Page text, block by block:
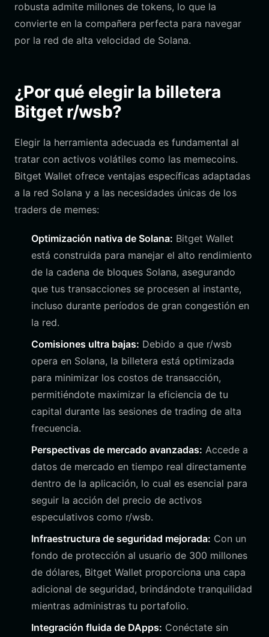
robusta admite millones de tokens, lo que la
convierte en la compañera perfecta para navegar
por la red de alta velocidad de Solana.
¿Por qué elegir la billetera
Bitget r/wsb?
Elegir la herramienta adecuada es fundamental al
tratar con activos volátiles como las memecoins.
Bitget Wallet ofrece ventajas específicas adaptadas
a la red Solana y a las necesidades únicas de los
traders de memes:
Optimización nativa de Solana: Bitget Wallet
está construida para manejar el alto rendimiento
de la cadena de bloques Solana, asegurando
que tus transacciones se procesen al instante,
incluso durante períodos de gran congestión en
la red.
Comisiones ultra bajas: Debido a que r/wsb
opera en Solana, la billetera está optimizada
para minimizar los costos de transacción,
permitiéndote maximizar la eficiencia de tu
capital durante las sesiones de trading de alta
frecuencia.
Perspectivas de mercado avanzadas: Accede a
datos de mercado en tiempo real directamente
dentro de la aplicación, lo cual es esencial para
seguir la acción del precio de activos
especulativos como r/wsb.
Infraestructura de seguridad mejorada: Con un
fondo de protección al usuario de 300 millones
de dólares, Bitget Wallet proporciona una capa
adicional de seguridad, brindándote tranquilidad
mientras administras tu portafolio.
Integración fluida de DApps: Conéctate sin